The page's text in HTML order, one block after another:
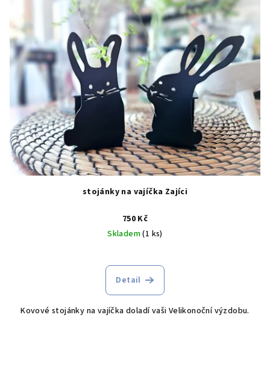
stojánky na vajíčka Zajíci
750 Kč
Skladem(1 ks)
Detail
Kovové stojánky na vajíčka doladí vaši Velikonoční výzdobu.